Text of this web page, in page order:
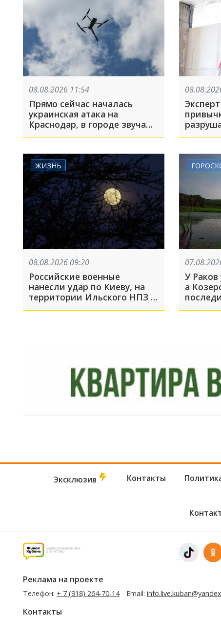
08.08.2026 11:54
Прямо сейчас началась
украинская атака на
Краснодар, в городе звучали
сирены
ЖИЗНЬ
08.08.2026 09:20
Российские военные
нанесли удар по Киеву, на
территории Ильского НПЗ в
Краснодарском крае из-за
У
а
Эксклюзив Контакты
Реклама на проекте
Телефон: + 7 (918) 264-70-14 Email:
Контакты